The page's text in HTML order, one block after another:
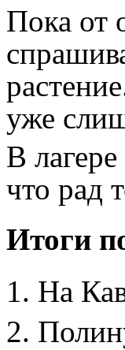
Пока от
уже
В
что рад
Итоги
На